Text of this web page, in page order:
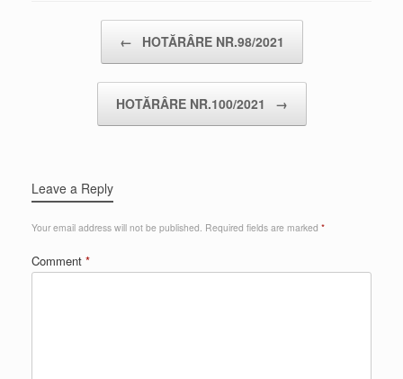
← HOTĂRÂRE NR.98/2021
HOTĂRÂRE NR.100/2021 →
Leave a Reply
Your email address will not be published. Required fields are marked *
Comment *